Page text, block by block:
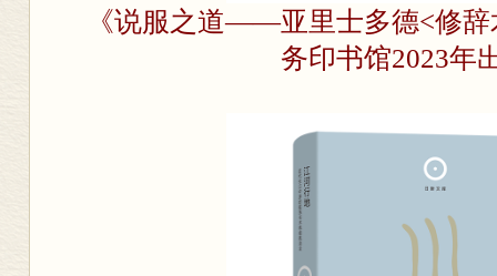
《说服之道——亚里士多德<修
务印书馆2023年